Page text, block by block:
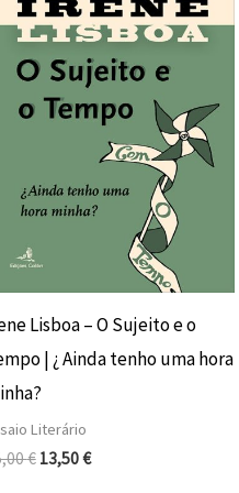
Lisboa – O Sujeito e o
| ¿ Ainda tenho uma hora
Literário
€
15,00 €.
13,50€
13,50 €.